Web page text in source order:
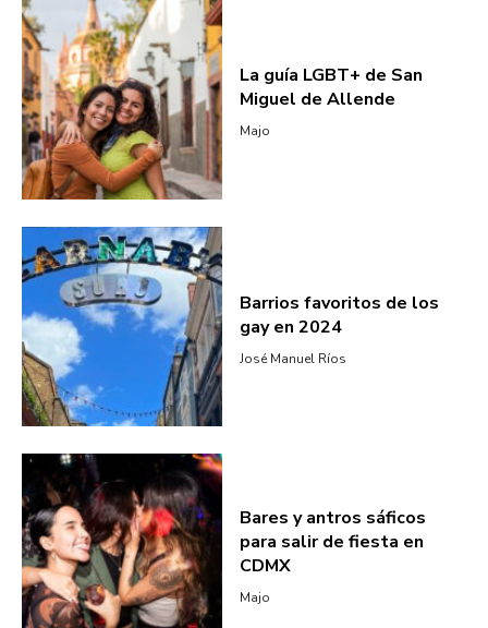
La guía LGBT+ de San
Miguel de Allende
Majo
Barrios favoritos de los
gay en 2024
José Manuel Ríos
Bares y antros sáficos
para salir de fiesta en
CDMX
Majo